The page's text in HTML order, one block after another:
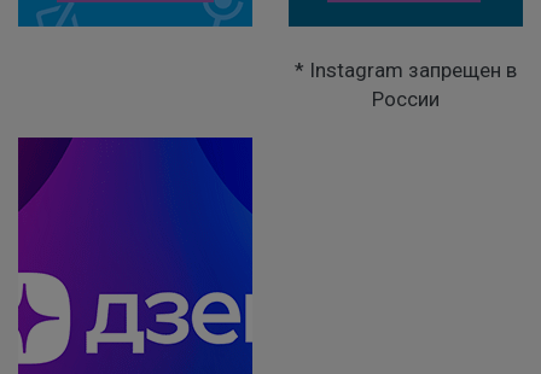
* Instagram запрещен в
России